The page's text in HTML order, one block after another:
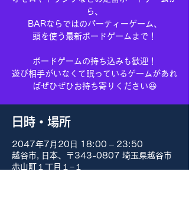
ら、
BARならではのパーティーゲーム、
頭を使う最新ボードゲームまで！
ボードゲームの持ち込みも歓迎！
遊び相手がいなくて眠っているゲームがあれ
ばぜひぜひお持ち寄りください😆
日時・場所
2047年7月20日 18:00 – 23:50
越谷市, 日本、〒343-0807 埼玉県越谷市
赤山町１丁目１−１